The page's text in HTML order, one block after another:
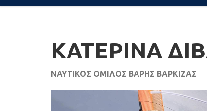
ΚΑΤΕΡΙΝΑ
ΝΑΥΤΙΚΟΣ ΟΜΙΛΟΣ ΒΑΡΗΣ ΒΑΡΚΙΖΑΣ